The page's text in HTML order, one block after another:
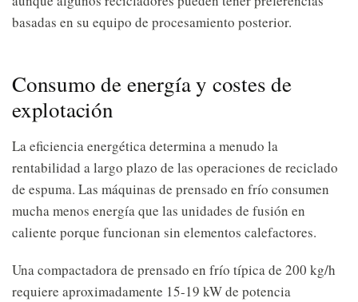
basadas en su equipo de procesamiento posterior.
Consumo de energía y costes de
explotación
La eficiencia energética determina a menudo la
rentabilidad a largo plazo de las operaciones de reciclado
de espuma. Las máquinas de prensado en frío consumen
mucha menos energía que las unidades de fusión en
caliente porque funcionan sin elementos calefactores.
Una compactadora de prensado en frío típica de 200 kg/h
requiere aproximadamente 15-19 kW de potencia